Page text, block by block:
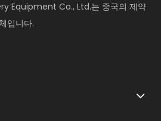
Equipment Co., Ltd.는 중국의 제약
입니다.